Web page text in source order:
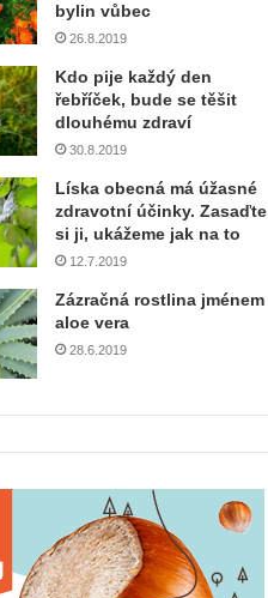
bylin vůbec
26.8.2019
Kdo pije každý den
řebříček, bude se těšit
dlouhému zdraví
30.8.2019
Líska obecná má úžasné
zdravotní účinky. Zasaďte
si ji, ukážeme jak na to
12.7.2019
Zázračná rostlina jménem
aloe vera
28.6.2019